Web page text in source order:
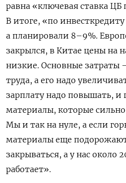
равна «ключевая ставка ЦБ
В итоге, «по
а планировали 8–9%.
закрылся, в Китае цены на
низкие. Основные
труда, а его надо
зарплату надо повышать,
материалы, которые
Мы и так на нуле, а если
материалы еще
закрываться, а у нас около
работает».